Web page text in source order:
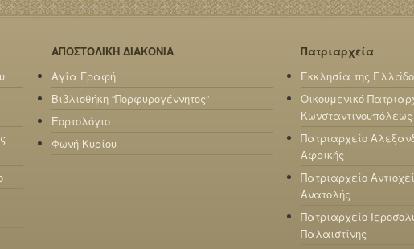
ΑΠΟΣΤΟΛΙΚΗ ΔΙΑΚΟΝΙΑ
Αγία Γραφή
Βιβλιοθήκη “Πορφυρογέννητος”
Εορτολόγιο
Φωνή Κυρίου
Πατριαρχεία
Εκκλησία της
Οικουμενικό
Κωνσταντινουπόλεως
Πατριαρχείο
Αφρικής
Πατριαρχείο
Ανατολής
Πατριαρχείο
Παλαιστίνης